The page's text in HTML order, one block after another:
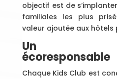
objectif est de
familiales les plus
valeur ajoutée aux hôtels
Un
écoresponsable
Chaque Kids Club est